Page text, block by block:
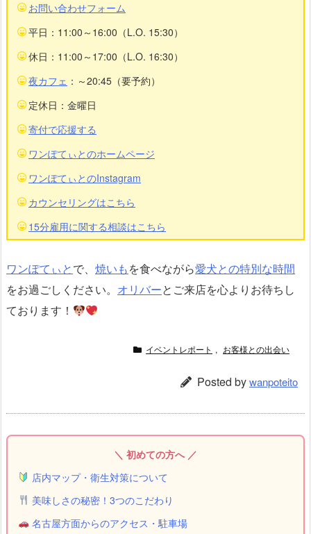
お問い合わせフォーム
平日：11:00～16:00（L.O. 15:30）
休日：11:00～17:00（L.O. 16:30）
夜カフェ ：～20:45（要予約）
定休日：金曜日
寄付で応援する
ワンぽてぃとのホームページ
ワンぽてぃとのInstagram
カウンセリングはこちら
15分雇用に関する相談はこちら
ワンぽてぃとで、 焼いもを食べながら愛犬との特別な時間
をお過ごしください。 オリバーとご来店を心よりお待ちし
ております！
イベントレポート , お客様との出会い
Posted bywanpoteito
＼ 初めての方へ ／
店内マップ・衛生対策について
美味しさの秘密！3つのこだわり
名古屋方面からのアクセス・駐車場